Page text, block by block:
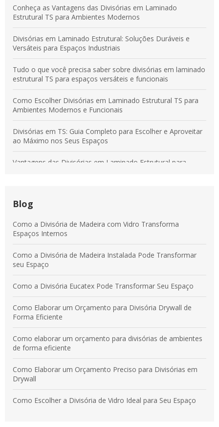
Conheça as Vantagens das Divisórias em Laminado
Estrutural TS para Ambientes Modernos
Divisórias em Laminado Estrutural: Soluções Duráveis e
Versáteis para Espaços Industriais
Tudo o que você precisa saber sobre divisórias em laminado
estrutural TS para espaços versáteis e funcionais
Como Escolher Divisórias em Laminado Estrutural TS para
Ambientes Modernos e Funcionais
Divisórias em TS: Guia Completo para Escolher e Aproveitar
ao Máximo nos Seus Espaços
Vantagens das Divisórias em Laminado Estrutural para
Aumentar a Produtividade
Vantagens das Divisórias em Laminado Estrutural para
Ambientes Modernos e Práticos
Divisórias em Laminado Estrutural: Benefícios para
Ambientes Comerciais e Corporativos
Blog
Como a Divisória de Madeira com Vidro Transforma
Espaços Internos
Como a Divisória de Madeira Instalada Pode Transformar
seu Espaço
Como a Divisória Eucatex Pode Transformar Seu Espaço
Como Elaborar um Orçamento para Divisória Drywall de
Forma Eficiente
Como elaborar um orçamento para divisórias de ambientes
de forma eficiente
Como Elaborar um Orçamento Preciso para Divisórias em
Drywall
Como Escolher a Divisória de Vidro Ideal para Seu Espaço